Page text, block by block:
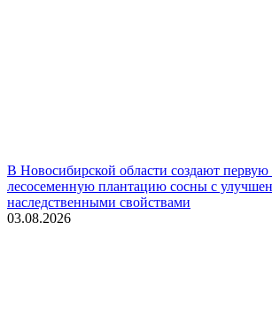
В Новосибирской области создают
лесосеменную плантацию сосны с
наследственными свойствами
03.08.2026